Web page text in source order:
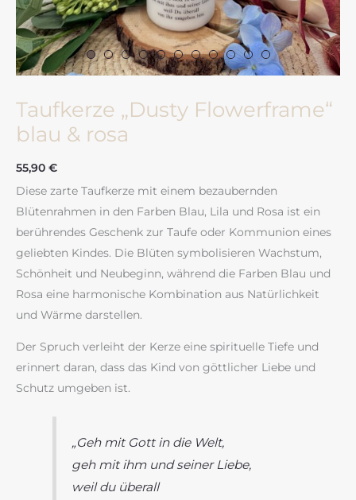
Taufkerze „Dusty Flowerframe“
blau & rosa
55,90 €
Diese zarte Taufkerze mit einem bezaubernden
Blütenrahmen in den Farben Blau, Lila und Rosa ist ein
berührendes Geschenk zur Taufe oder Kommunion eines
geliebten Kindes. Die Blüten symbolisieren Wachstum,
Schönheit und Neubeginn, während die Farben Blau und
Rosa eine harmonische Kombination aus Natürlichkeit
und Wärme darstellen.
Der Spruch verleiht der Kerze eine spirituelle Tiefe und
erinnert daran, dass das Kind von göttlicher Liebe und
Schutz umgeben ist.
„Geh mit Gott in die Welt,
geh mit ihm und seiner Liebe,
weil du überall